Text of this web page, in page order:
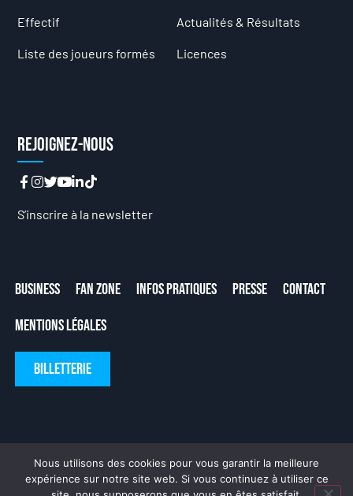
Effectif
Liste des joueurs formés
Actualités & Résultats
Licences
Rejoignez-nous
S’inscrire à la newsletter
Business Fan Zone Infos Pratiques Presse
Contact
Mentions Légales
Billetterie
Nous utilisons des cookies pour vous garantir la meilleure
expérience sur notre site web. Si vous continuez à utiliser ce